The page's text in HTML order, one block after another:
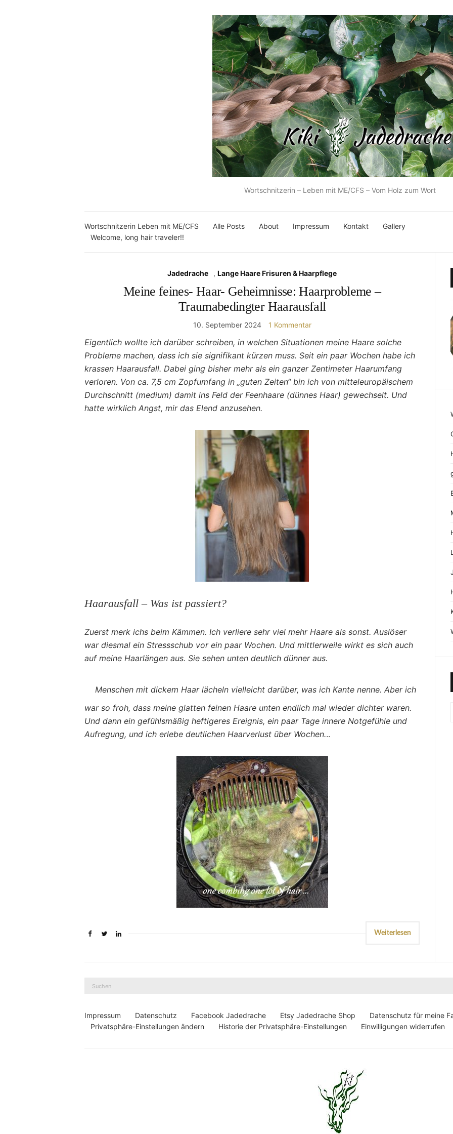
Wortschnitzerin – Leben mit ME/CFS – Vom Holz zum Wort
Wortschnitzerin Leben mit ME/CFS Alle Posts About Impressum Kontakt
Gallery
Welcome, long hair traveler!!
Jadedrache ,Lange Haare Frisuren & Haarpflege
Meine feines- Haar- Geheimnisse: Haarprobleme –
Traumabedingter Haarausfall
10. September 2024 1 Kommentar
Eigentlich wollte ich darüber schreiben, in welchen Situationen meine Haare solche
Probleme machen, dass ich sie signifikant kürzen muss. Seit ein paar Wochen habe ich
krassen Haarausfall. Dabei ging bisher mehr als ein ganzer Zentimeter Haarumfang
verloren. Von ca. 7,5 cm Zopfumfang in „guten Zeiten“ bin ich von mitteleuropäischem
Durchschnitt (medium) damit ins Feld der Feenhaare (dünnes Haar) gewechselt. Und
hatte wirklich Angst, mir das Elend anzusehen.
Haarausfall – Was ist passiert?
Zuerst merk ichs beim Kämmen. Ich verliere sehr viel mehr Haare als sonst. Auslöser
war diesmal ein Stressschub vor ein paar Wochen. Und mittlerweile wirkt es sich auch
auf meine Haarlängen aus. Sie sehen unten deutlich dünner aus.
Menschen mit dickem Haar lächeln vielleicht darüber, was ich Kante nenne. Aber ich
war so froh, dass meine glatten feinen Haare unten endlich mal wieder dichter waren.
Und dann ein gefühlsmäßig heftigeres Ereignis, ein paar Tage innere Notgefühle und
Aufregung, und ich erlebe deutlichen Haarverlust über Wochen...
Weiterlesen
Impressum Datenschutz Facebook Jadedrache Etsy Jadedrache Shop
Datenschutz für meine
Privatsphäre-Einstellungen ändern
Historie der Privatsphäre-Einstellungen Einwilligungen widerrufen